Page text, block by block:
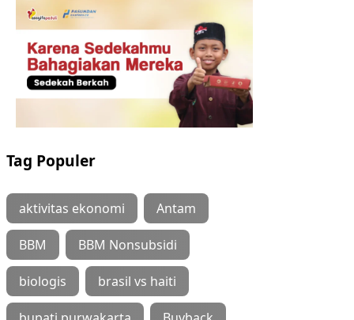
Tag Populer
aktivitas ekonomi Antam
BBM BBM Nonsubsidi
biologis brasil vs haiti